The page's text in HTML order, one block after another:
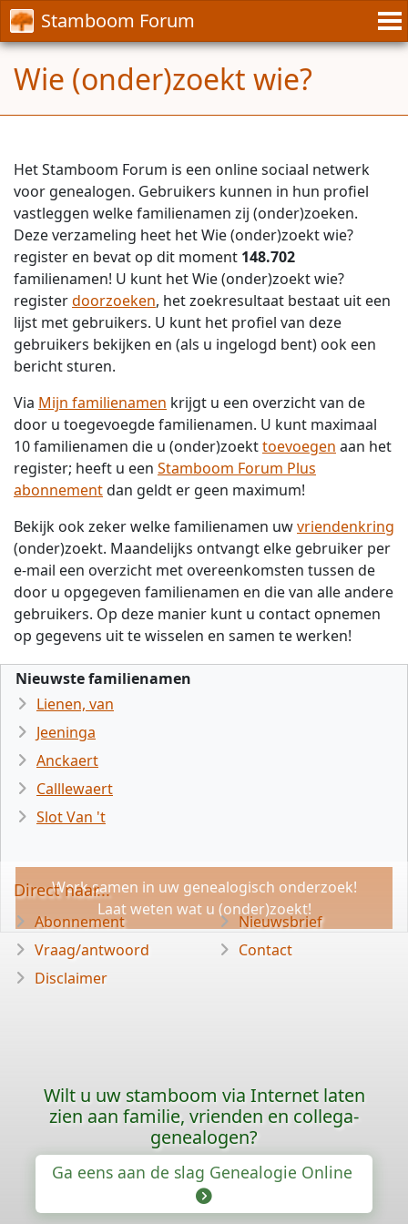
Stamboom Forum
Wie (onder)zoekt wie?
Het Stamboom Forum is een online sociaal netwerk
voor genealogen. Gebruikers kunnen in hun profiel
vastleggen welke familienamen zij (onder)zoeken.
Deze verzameling heet het Wie (onder)zoekt wie?
register en bevat op dit moment 148.702
familienamen! U kunt het Wie (onder)zoekt wie?
registerdoorzoeken, het zoekresultaat bestaat uit een
lijst met gebruikers. U kunt het profiel van deze
gebruikers bekijken en (als u ingelogd bent) ook een
bericht sturen.
Via Mijn familienamen krijgt u een overzicht van de
door u toegevoegde familienamen. U kunt maximaal
10 familienamen die u (onder)zoekttoevoegen aan het
register; heeft u een Stamboom Forum Plus
abonnementdan geldt er geen maximum!
Bekijk ook zeker welke familienamen uwvriendenkring
(onder)zoekt. Maandelijks ontvangt elke gebruiker per
e-mail een overzicht met overeenkomsten tussen de
door u opgegeven familienamen en die van alle andere
gebruikers. Op deze manier kunt u contact opnemen
op gegevens uit te wisselen en samen te werken!
Nieuwste familienamen
Lienen, van
Jeeninga
Anckaert
Calllewaert
Slot Van 't
Werk samen in uw genealogisch onderzoek!
Laat weten wat u (onder)zoekt!
Direct naar...
Abonnement
Vraag/antwoord
Disclaimer
Nieuwsbrief
Contact
Wilt u uw stamboom via Internet laten
zien aan familie, vrienden en collega-
genealogen?
Ga eens aan de slag Genealogie Online